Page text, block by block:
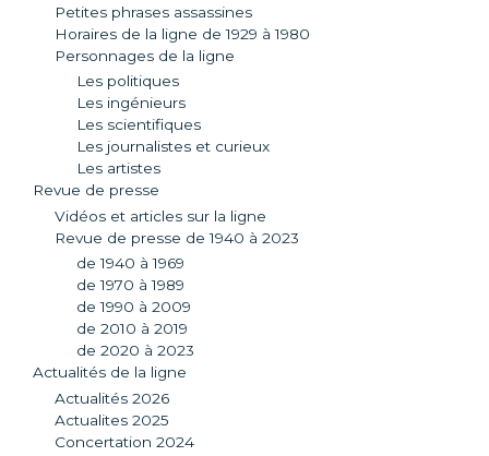
Petites phrases assassines
Horaires de la ligne de 1929 à 1980
Personnages de la ligne
Les politiques
Les ingénieurs
Les scientifiques
Les journalistes et curieux
Les artistes
Revue de presse
Vidéos et articles sur la ligne
Revue de presse de 1940 à 2023
de 1940 à 1969
de 1970 à 1989
de 1990 à 2009
de 2010 à 2019
de 2020 à 2023
Actualités de la ligne
Actualités 2026
Actualites 2025
Concertation 2024